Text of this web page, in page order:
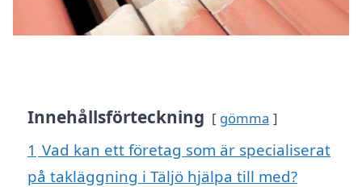
Innehållsförteckning gömma
1 Vad kan ett företag som är specialiserat
på takläggning i Täljö hjälpa till med?